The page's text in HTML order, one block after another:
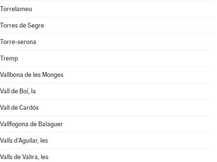
Torrelameu
Torres de Segre
Torre-serona
Tremp
Vallbona de les Monges
Vall de Boí, la
Vall de Cardós
Vallfogona de Balaguer
Valls d'Aguilar, les
Valls de Valira, les